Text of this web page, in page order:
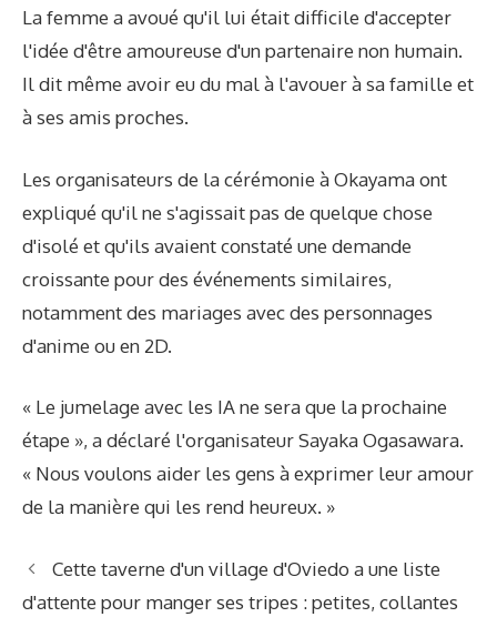
La femme a avoué qu'il lui était difficile d'accepter
l'idée d'être amoureuse d'un partenaire non humain.
Il dit même avoir eu du mal à l'avouer à sa famille et
à ses amis proches.
Les organisateurs de la cérémonie à Okayama ont
expliqué qu'il ne s'agissait pas de quelque chose
d'isolé et qu'ils avaient constaté une demande
croissante pour des événements similaires,
notamment des mariages avec des personnages
d'anime ou en 2D.
« Le jumelage avec les IA ne sera que la prochaine
étape », a déclaré l'organisateur Sayaka Ogasawara.
« Nous voulons aider les gens à exprimer leur amour
de la manière qui les rend heureux. »
Cette taverne d'un village d'Oviedo a une liste
d'attente pour manger ses tripes : petites, collantes